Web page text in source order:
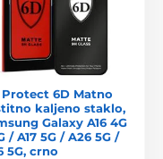
Protect 6D Matno
kaljeno staklo,
Galaxy A16 4G
/ A17 5G / A26 5G /
5G, crno